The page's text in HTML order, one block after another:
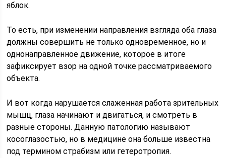
яблок.
То есть, при изменении направления взгляда оба глаза
должны совершить не только одновременное, но и
однонаправленное движение, которое в итоге
зафиксирует взор на одной точке рассматриваемого
объекта.
И вот когда нарушается слаженная работа зрительных
мышц, глаза начинают и двигаться, и смотреть в
разные стороны. Данную патологию называют
косоглазостью, но в медицине она больше известна
под термином страбизм или гетеротропия.